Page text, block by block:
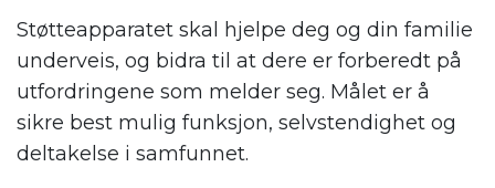
Støtteapparatet skal hjelpe deg og din familie
underveis, og bidra til at dere er forberedt på
utfordringene som melder seg. Målet er å
sikre best mulig funksjon, selvstendighet og
deltakelse i samfunnet.